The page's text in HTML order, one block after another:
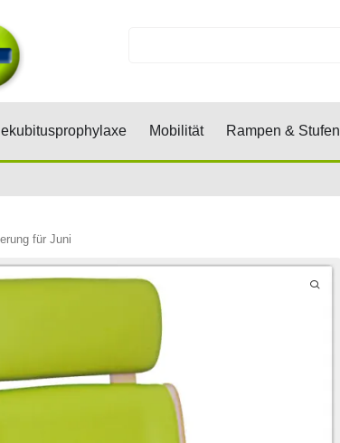
Kissen, Keile, RollenÖffne Dekubitusprophylaxe
Mobilität Öffne Mobilität
Rampen & Stufen
für Juni